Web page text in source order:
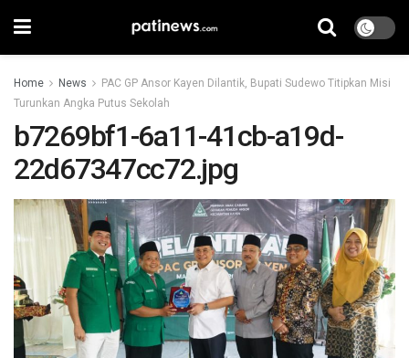
Home News
PAC GP Ansor Kayen Dilantik, Bupati Sudewo Titipkan Misi
Turunkan Angka Putus Sekolah
b7269bf1-6a11-41cb-a19d-
22d67347cc72.jpg